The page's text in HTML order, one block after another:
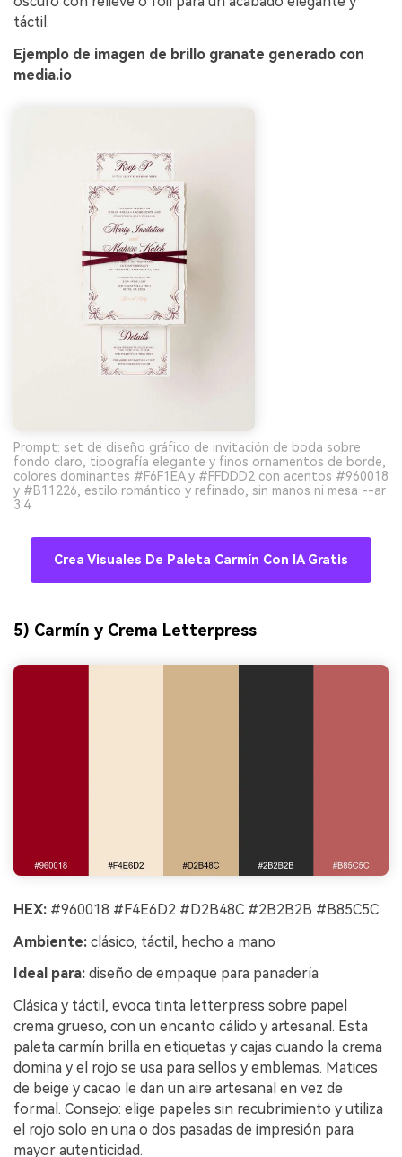
táctil.
Ejemplo de imagen de brillo granate generado con
media.io
Prompt: set de diseño gráfico de invitación de boda sobre
fondo claro, tipografía elegante y finos ornamentos de borde,
colores dominantes #F6F1EA y #FFDDD2 con acentos #960018
y #B11226, estilo romántico y refinado, sin manos ni mesa --ar
3:4
Crea Visuales De Paleta Carmín Con IA Gratis
5) Carmín y Crema Letterpress
HEX: #960018 #F4E6D2 #D2B48C #2B2B2B #B85C5C
Ambiente: clásico, táctil, hecho a mano
Ideal para: diseño de empaque para panadería
Clásica y táctil, evoca tinta letterpress sobre papel
crema grueso, con un encanto cálido y artesanal. Esta
paleta carmín brilla en etiquetas y cajas cuando la crema
domina y el rojo se usa para sellos y emblemas. Matices
de beige y cacao le dan un aire artesanal en vez de
formal. Consejo: elige papeles sin recubrimiento y utiliza
el rojo solo en una o dos pasadas de impresión para
mayor autenticidad.